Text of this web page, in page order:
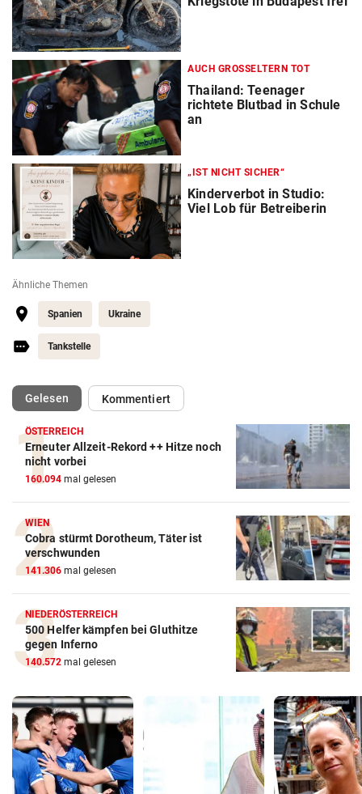
AUCH GROSSELTERN TOT
Thailand: Teenager
richtete Blutbad in Schule
an
„IST NICHT SICHER“
Kinderverbot in Studio:
Viel Lob für Betreiberin
Ähnliche Themen
Spanien Ukraine
Tankstelle
Gelesen(ausgewählt)Kommentiert
ÖSTERREICH
Erneuter Allzeit-Rekord ++ Hitze noch
nicht vorbei
160.094 mal gelesen
WIEN
Cobra stürmt Dorotheum, Täter ist
verschwunden
141.306 mal gelesen
NIEDERÖSTERREICH
500 Helfer kämpfen bei Gluthitze
gegen Inferno
140.572 mal gelesen